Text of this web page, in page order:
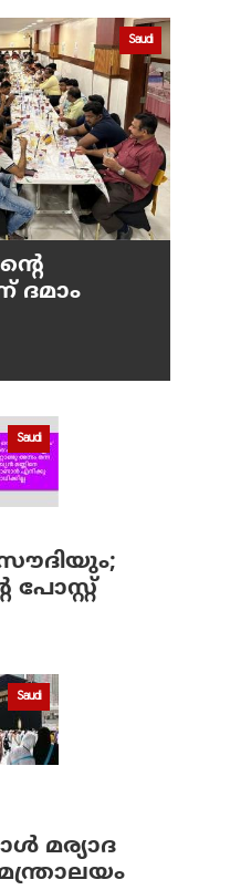
Saudi
ദമാം
Saudi
പോസ്റ്റ്
Saudi
മര്യാദ